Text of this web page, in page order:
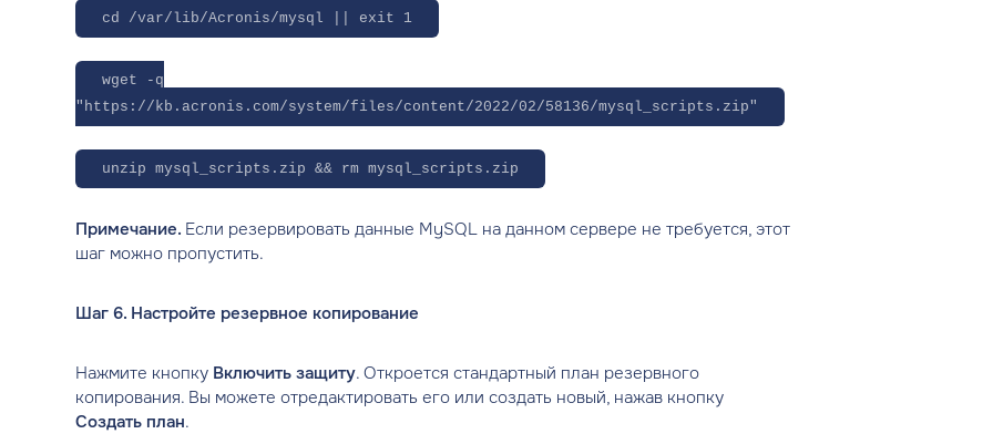
cd /var/lib/Acronis/mysql || exit 1
wget -q
"https://kb.acronis.com/system/files/content/2022/02/58136/mysql_scripts.zip"
unzip mysql_scripts.zip && rm mysql_scripts.zip
Примечание. Если резервировать данные MySQL на данном сервере не требуется, этот
шаг можно пропустить.
Шаг 6. Настройте резервное копирование
Нажмите кнопку Включить защиту. Откроется стандартный план резервного
копирования. Вы можете отредактировать его или создать новый, нажав кнопку
Создать план.